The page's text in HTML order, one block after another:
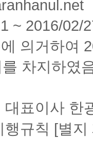
~ 2016/02/
의거하여
차지하였
대표이사 한
규칙 [별지